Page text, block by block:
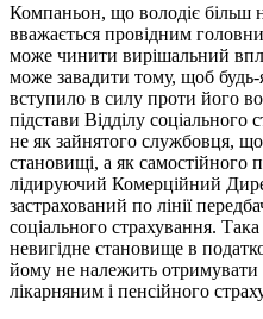
Компаньон, що володіє більш
вважається провідним
може чинити вирішальний
може завадити тому, щоб
вступило в силу проти його
підстави Відділу соціального
не як зайнятого службовця,
становищі, а як самостійного
лідируючий Комерційний
застрахований по лінії
соціального страхування.
невигідне становище в
йому не належить отримувати
лікарняним і пенсійного